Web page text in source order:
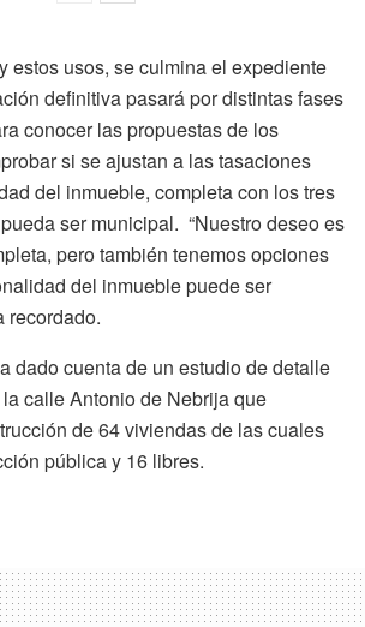
estos usos, se culmina el expediente
definitiva pasará por distintas fases
conocer las propuestas de los
si se ajustan a las tasaciones
del inmueble, completa con los tres
ser municipal. “Nuestro deseo es
pero también tenemos opciones
del inmueble puede ser
recordado.
dado cuenta de un estudio de detalle
calle Antonio de Nebrija que
de 64 viviendas de las cuales
pública y 16 libres.